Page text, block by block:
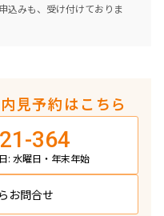
込みも、受け付けておりま
見予約はこちら
364
: 水曜日・年末年始
お問合せ